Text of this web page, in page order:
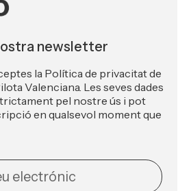
newsletter
la Política de privacitat de
Valenciana. Les seves dades
pel nostre ús i pot
en qualsevol moment que